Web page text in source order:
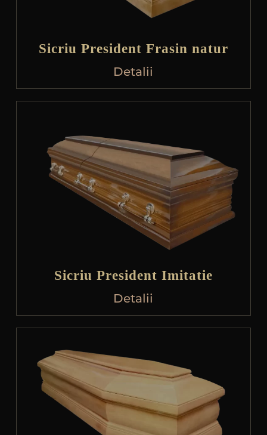
Sicriu President Frasin natur
Detalii
Sicriu President Imitatie
Detalii